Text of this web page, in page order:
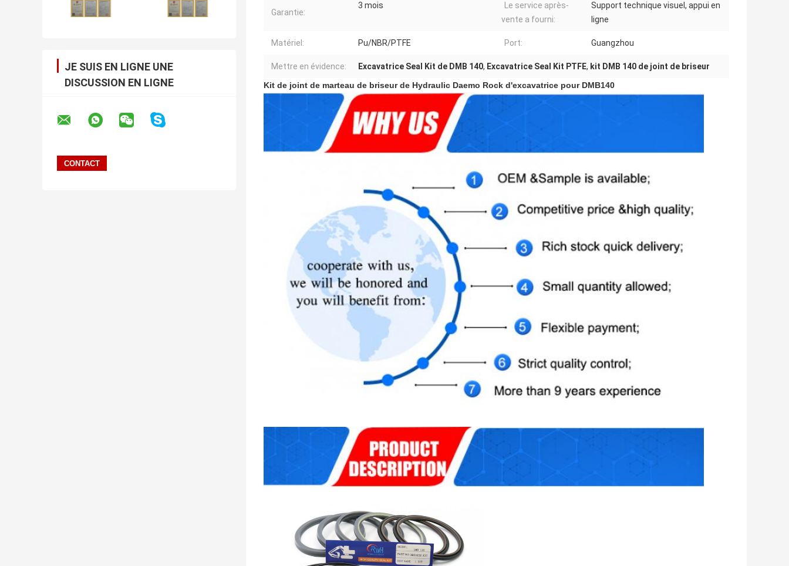
JE SUIS EN LIGNE UNE
DISCUSSION EN LIGNE
Garantie:
3 mois
Le service après-
vente a fourni:
Support technique visuel, appui en
ligne
Matériel: Pu/NBR/PTFE Port: Guangzhou
Mettre en évidence: Excavatrice Seal Kit de DMB 140, Excavatrice Seal Kit PTFE, kit DMB 140 de joint de briseur
Kit de joint de marteau de briseur de Hydraulic Daemo Rock d'excavatrice pour DMB140